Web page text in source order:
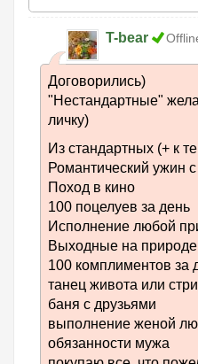
T-bear
Договорились)
"Нестандартные"
личку)
Из стандартных (+ к
Романтический ужин
Поход в кино
100 поцелуев за день
Исполнение любой
Выходные на природе
100 комплиментов за
танец живота или
баня с друзьями
выполнение женой
обязанности мужа